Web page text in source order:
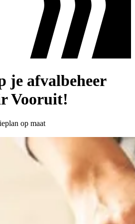
je afvalbeheer
Vooruit!
op maat